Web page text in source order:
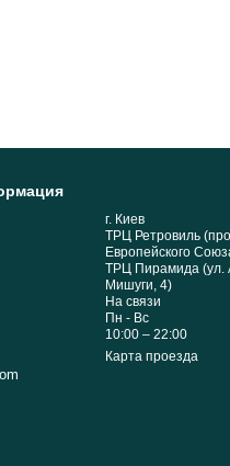
г. Киев
ТРЦ Ретровиль
Европейского
ТРЦ Пирамида (ул.
Мишуги, 4)
На связи
Пн - Вс
10:00 – 22:00
Карта проезда